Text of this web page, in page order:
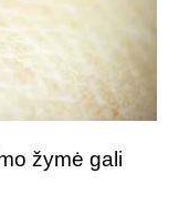
žymė gali